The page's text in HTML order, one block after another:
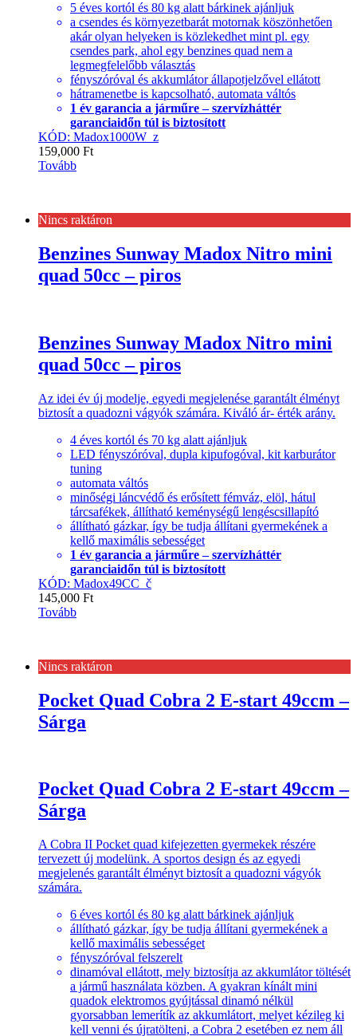
5 éves kortól és 80 kg alatt bárkinek ajánljuk
a csendes és környezetbarát motornak köszönhetően
akár olyan helyeken is közlekedhet mint pl. egy
csendes park, ahol egy benzines quad nem a
legmegfelelőbb választás
fényszóróval és akkumlátor állapotjelzővel ellátott
hátramenetbe is kapcsolható, automata váltós
1 év garancia a járműre – szervízháttér
garanciaidőn túl is biztosított
KÓD: Madox1000W_z
159,000 Ft
Tovább
Nincs raktáron
Benzines Sunway Madox Nitro mini
quad 50cc – piros
Benzines Sunway Madox Nitro mini
quad 50cc – piros
Az idei év új modelje, egyedi megjelenése garantált élményt
biztosít a quadozni vágyók számára. Kiváló ár- érték arány.
4 éves kortól és 70 kg alatt ajánljuk
LED fényszóróval, dupla kipufogóval, kit karburátor
tuning
automata váltós
minőségi láncvédő és erősített fémváz, elöl, hátul
tárcsafékek, állítható keménységű lengéscsillapító
állítható gázkar, így be tudja állítani gyermekének a
kellő maximális sebességet
1 év garancia a járműre – szervízháttér
garanciaidőn túl is biztosított
KÓD: Madox49CC_č
145,000 Ft
Tovább
Nincs raktáron
Pocket Quad Cobra 2 E-start 49ccm –
Sárga
Pocket Quad Cobra 2 E-start 49ccm –
Sárga
A Cobra II Pocket quad kifejezetten gyermekek részére
tervezett új modelünk. A sportos design és az egyedi
megjelenés garantált élményt biztosít a quadozni vágyók
számára.
6 éves kortól és 80 kg alatt bárkinek ajánljuk
állítható gázkar, így be tudja állítani gyermekének a
kellő maximális sebességet
fényszóróval felszerelt
dinamóval ellátott, mely biztosítja az akkumlátor töltését
a jármű használata közben. A gyakran kínált mini
quadok elektromos gyújtással dinamó nélkül
gyorsabban lemerítík az akkumlátort, melyet kézileg ki
kell venni és újratölteni, a Cobra 2 esetében ez nem áll